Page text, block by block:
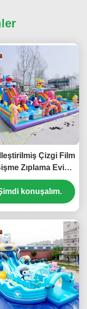
Çizgi Film
Zıplama Evi
Kale Zıplayan
Çocuklar İçin
konuşalım.